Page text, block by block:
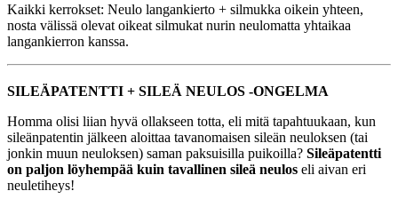
Kaikki kerrokset: Neulo langankierto + silmukka oikein yhteen,
nosta välissä olevat oikeat silmukat nurin neulomatta yhtaikaa
langankierron kanssa.
SILEÄPATENTTI + SILEÄ NEULOS -ONGELMA
Homma olisi liian hyvä ollakseen totta, eli mitä tapahtuukaan, kun
sileänpatentin jälkeen aloittaa tavanomaisen sileän neuloksen (tai
jonkin muun neuloksen) saman paksuisilla puikoilla? Sileäpatentti
on paljon löyhempää kuin tavallinen sileä neulos eli aivan eri
neuletiheys!